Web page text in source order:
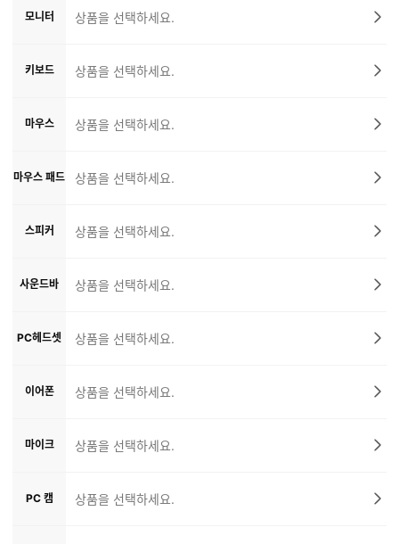
모니터 상품을 선택하세요.
키보드 상품을 선택하세요.
마우스 상품을 선택하세요.
마우스 패드 상품을 선택하세요.
스피커 상품을 선택하세요.
사운드바 상품을 선택하세요.
PC헤드셋 상품을 선택하세요.
이어폰 상품을 선택하세요.
마이크 상품을 선택하세요.
PC 캠 상품을 선택하세요.